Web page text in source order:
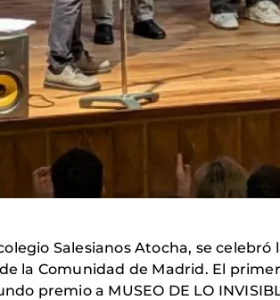
Salesianos Atocha, se
la Comunidad de Madrid. El
premio a MUSEO DE LO